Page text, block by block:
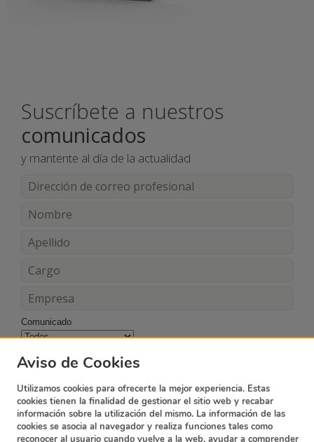
Suscríbete a nuestros
comunicados
y mantente al día de la actualidad
Comunicado
Aviso de Cookies
Utilizamos cookies para ofrecerte la mejor experiencia. Estas
cookies tienen la finalidad de gestionar el sitio web y recabar
información sobre la utilización del mismo. La información de las
cookies se asocia al navegador y realiza funciones tales como
reconocer al usuario cuando vuelve a la web, ayudar a comprender